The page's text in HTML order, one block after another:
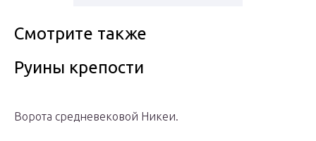
Смотрите также
Руины крепости
Ворота средневековой Никеи.